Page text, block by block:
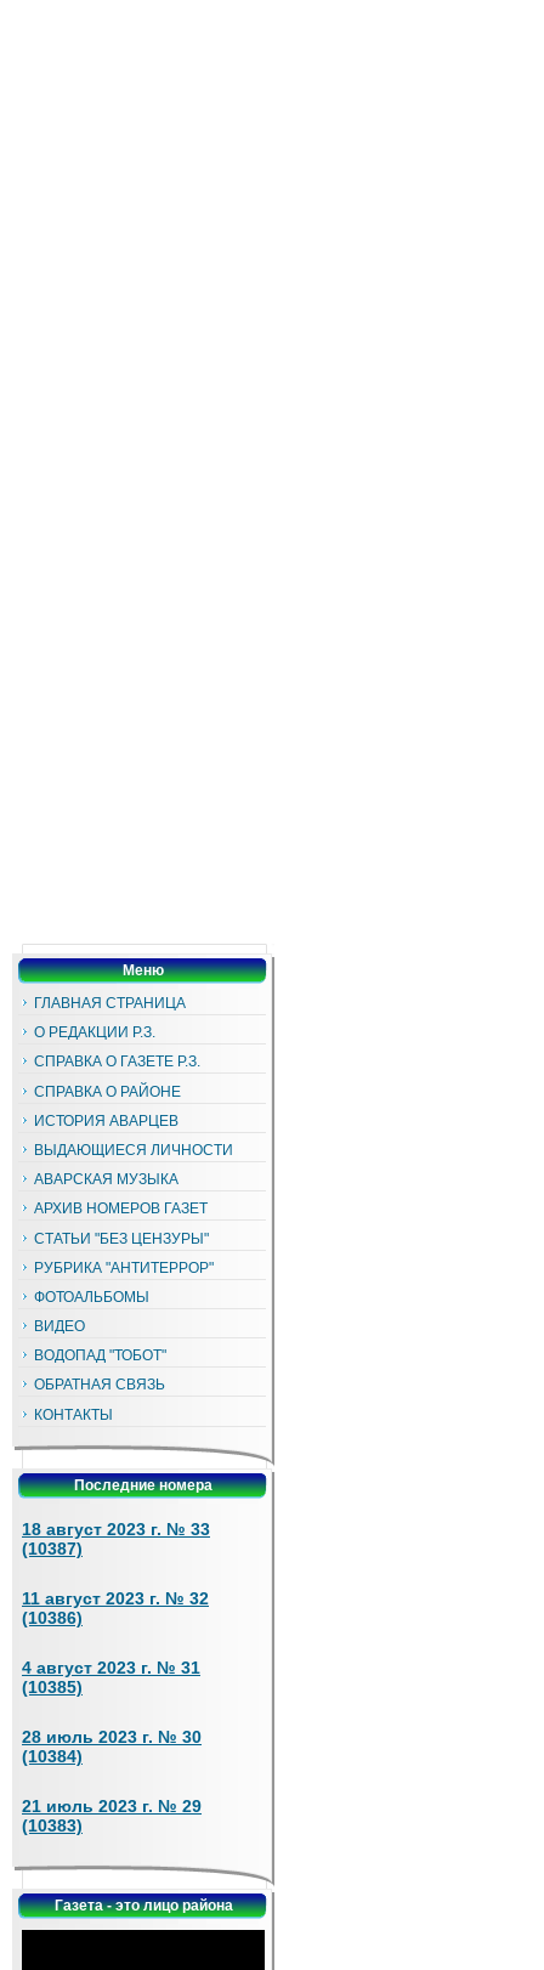
Меню
ГЛАВНАЯ СТРАНИЦА
О РЕДАКЦИИ Р.З.
СПРАВКА О ГАЗЕТЕ Р.З.
СПРАВКА О РАЙОНЕ
ИСТОРИЯ АВАРЦЕВ
ВЫДАЮЩИЕСЯ ЛИЧНОСТИ
АВАРСКАЯ МУЗЫКА
АРХИВ НОМЕРОВ ГАЗЕТ
СТАТЬИ "БЕЗ ЦЕНЗУРЫ"
РУБРИКА "АНТИТЕРРОР"
ФОТОАЛЬБОМЫ
ВИДЕО
ВОДОПАД "ТОБОТ"
ОБРАТНАЯ СВЯЗЬ
КОНТАКТЫ
Последние номера
18 август 2023 г. № 33
(10387)
11 август 2023 г. № 32
(10386)
4 август 2023 г. № 31
(10385)
28 июль 2023 г. № 30
(10384)
21 июль 2023 г. № 29
(10383)
Газета - это лицо района